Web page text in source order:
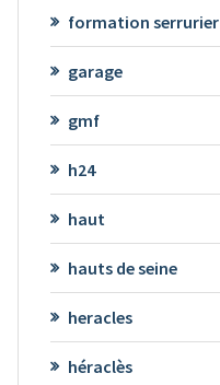
formation serrurier
garage
gmf
h24
haut
hauts de seine
heracles
héraclès